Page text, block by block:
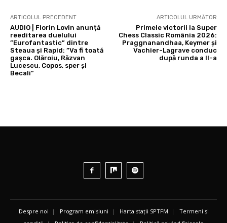
ARTICOLUL PRECEDENT
AUDIO | Florin Lovin anunță
reeditarea duelului
”Eurofantastic” dintre
Steaua și Rapid: ”Va fi toată
gașca. Olăroiu, Răzvan
Lucescu, Copos, sper și
Becali”
ARTICOLUL URMĂTOR
Primele victorii la Super
Chess Classic România 2026:
Praggnanandhaa, Keymer și
Vachier-Lagrave conduc
după runda a II-a
Despre noi | Program emisiuni | Harta stații SPTFM | Termeni și